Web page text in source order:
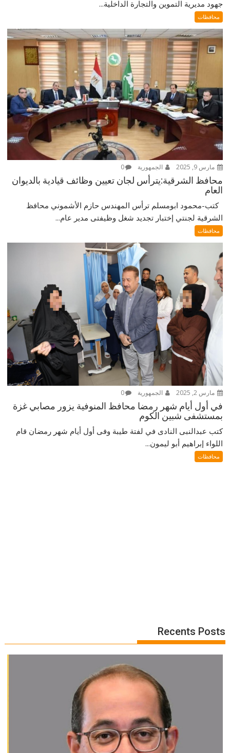
جهود مديرية التموين والتجارة الداخلية...
محافظات
مارس 9, 2025 الجمهورية 0
محافظ الشرقية:يترأس لجان تعيين وظائف قيادية بالديوان
العام
كتب-محمود ابومسلم ترأس المهندس حازم الأشموني محافظ
الشرقية لجنتي إختبار تجديد شغل وظيفتى مدير عام...
محافظات
مارس 2, 2025 الجمهورية 0
في أول أيام شهر رمضا محافظ المنوفية يزور مصابي غزة
بمستشفى شبين الكوم
كتب عبدالنبى النادى في لفتة طيبة وفى أول أيام شهر رمضان قام
اللواء إبراهيم أبو ليمون...
محافظات
Recents Posts